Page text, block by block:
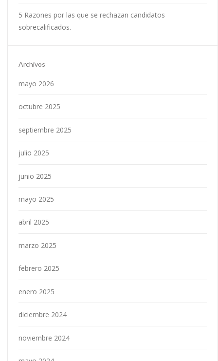
5 Razones por las que se rechazan candidatos
sobrecalificados.
Archivos
mayo 2026
octubre 2025
septiembre 2025
julio 2025
junio 2025
mayo 2025
abril 2025
marzo 2025
febrero 2025
enero 2025
diciembre 2024
noviembre 2024